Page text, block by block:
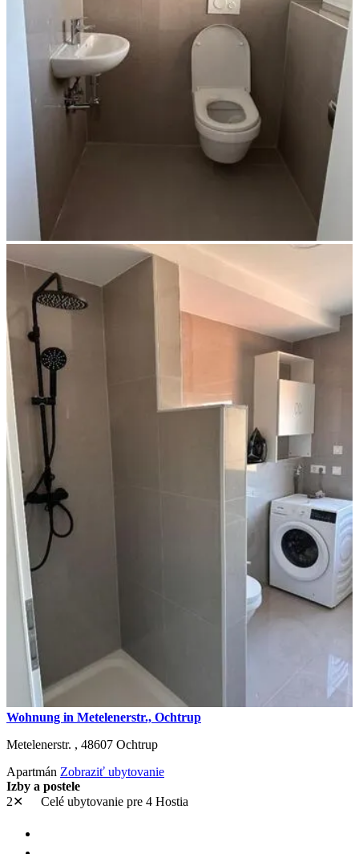
Wohnung in Metelenerstr., Ochtrup
Metelenerstr. , 48607 Ochtrup
Apartmán Zobraziť ubytovanie
Izby a postele
2✕
Celé ubytovanie pre 4 Hostia